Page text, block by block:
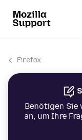
Firefox
Benötigen Sie
an, um Ihre